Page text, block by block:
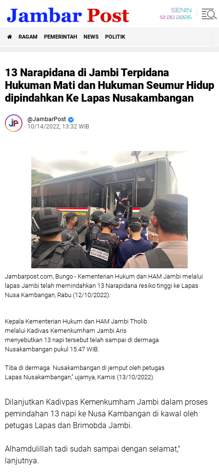
SENIN
10 08 2026
RAGAM PEMERINTAH NEWS POLITIK
13 Narapidana di Jambi Terpidana
Hukuman Mati dan Hukuman Seumur Hidup
dipindahkan Ke Lapas Nusakambangan
JambarPost
10/14/2022, 13:32 WIB
Jambarpost.com, Bungo - Kementerian Hukum dan HAM Jambi melalui
lapas Jambi telah memindahkan 13 Narapidana resiko tinggi ke Lapas
Nusa Kambangan, Rabu (12/10/2022).
Kepala Kementerian Hukum dan HAM Jambi Tholib
melalui Kadivas Kemenkumham Jambi Aris
menyebutkan 13 napi tersebut telah sampai di dermaga
Nusakambangan pukul 15.47 WIB.
Tiba di dermaga Nusakambangan di jemput oleh petugas
Lapas Nusakambangan," ujarnya, Kamis (13/10/2022).
Dilanjutkan Kadivpas Kemenkumham Jambi dalam proses
pemindahan 13 napi ke Nusa Kambangan di kawal oleh
petugas Lapas dan Brimobda Jambi.
Alhamdulillah tadi sudah sampai dengan selamat,"
lanjutnya.